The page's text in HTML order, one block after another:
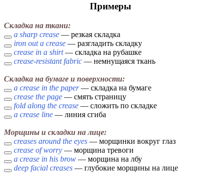
Примеры
Складка на ткани:
a sharp crease — резкая складка
iron out a crease — разгладить складку
crease in a shirt— складка на рубашке
crease-resistant fabric — немнущаяся ткань
Складка на бумаге и поверхности:
a crease in the paper— складка на бумаге
crease the page — смять страницу
fold along the crease — сложить по складке
a crease line — линия сгиба
Морщины и складки на лице:
creases around the eyes — морщинки вокруг глаз
crease of worry — морщина тревоги
a crease in his brow — морщина на лбу
deep facial creases — глубокие морщины на лице